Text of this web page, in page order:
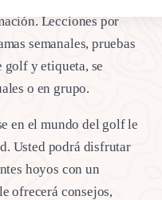
Lecciones por
semanales, pruebas
golf y etiqueta, se
o en grupo.
en el mundo del golf le
Usted podrá disfrutar
hoyos con un
ofrecerá consejos,